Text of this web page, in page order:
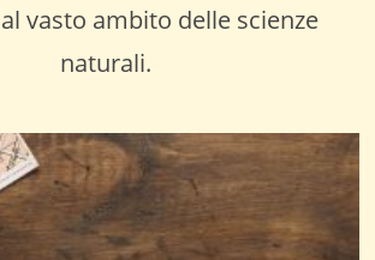
vasto ambito delle scienze
naturali.